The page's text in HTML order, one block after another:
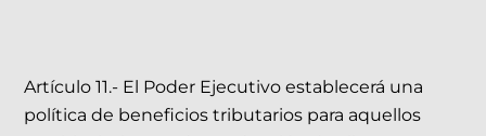
Artículo 11.- El Poder Ejecutivo establecerá una
política de beneficios tributarios para aquellos